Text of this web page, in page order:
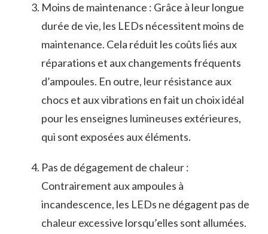
Moins de maintenance :‍ Grâce à ⁤leur longue
durée de vie, les LEDs‌ nécessitent ⁤moins de
⁤maintenance. Cela ⁤réduit les coûts liés aux
réparations et aux changements ⁢fréquents
d’ampoules. En outre, leur résistance aux
chocs et aux vibrations en fait un choix​ idéal‌
pour les⁣ enseignes lumineuses extérieures,
qui sont exposées aux éléments.
Pas de dégagement de chaleur :
Contrairement aux ampoules à
incandescence, les ⁢LEDs ne dégagent pas de
chaleur⁤ excessive lorsqu’elles ⁢sont allumées.